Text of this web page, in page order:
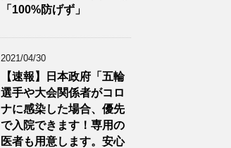
「100%防げず」
2021/04/30
【速報】日本政府「五輪
選手や大会関係者がコロ
ナに感染した場合、優先
で入院できます！専用の
医者も用意します。安心